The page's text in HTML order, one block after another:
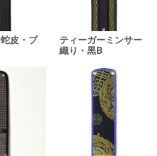
皮・ブ
ティーガーミンサー
織り・黒B